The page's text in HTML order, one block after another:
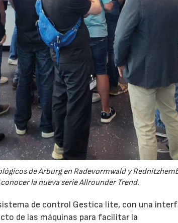
de Arburg en Radevormwald y
la nueva serie Allrounder Trend.
de control Gestica lite, con una
de las máquinas para facilitar la